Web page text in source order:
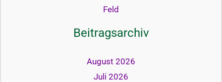
Feld
Beitragsarchiv
August 2026
Juli 2026